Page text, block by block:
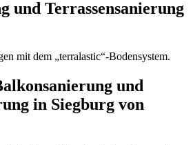
und Terrassensanierung
mit dem „terralastic“-Bodensystem.
und
in Siegburg von